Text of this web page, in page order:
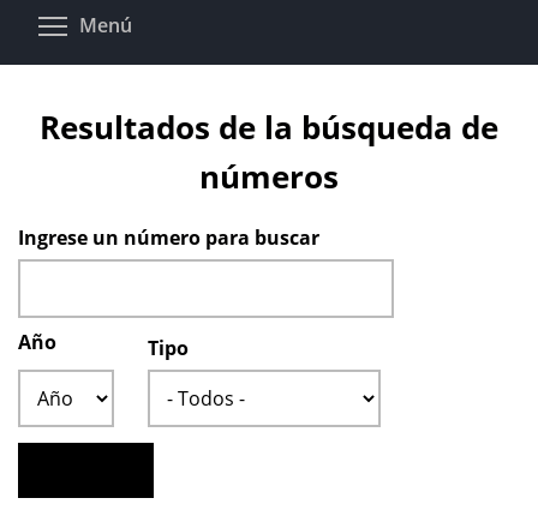
Pasar
Menú
Resultados de la búsqueda de
números
Ingrese un número para buscar
Año
Tipo